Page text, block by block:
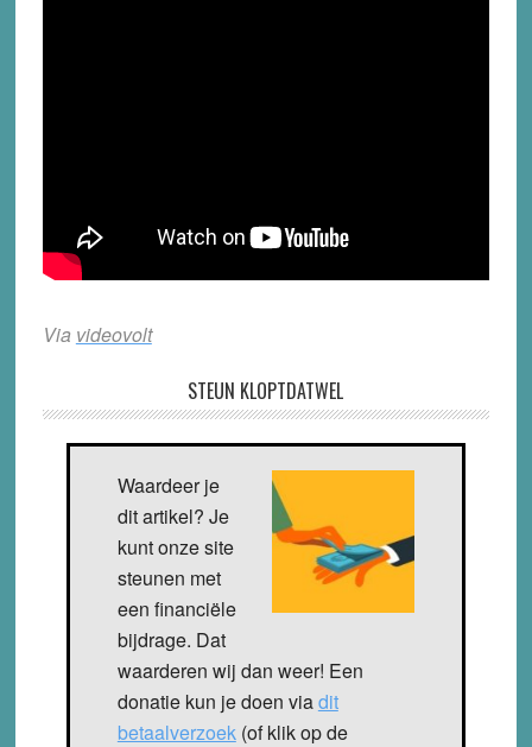
Via videovolt
STEUN KLOPTDATWEL
Waardeer je
dit artikel? Je
kunt onze site
steunen met
een financiële
bijdrage. Dat
waarderen wij dan weer! Een
donatie kun je doen viadit
betaalverzoek(of klik op de